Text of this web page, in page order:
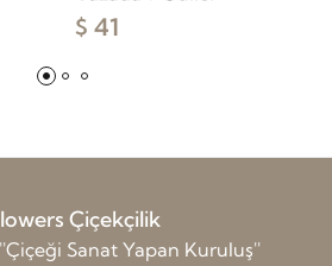
$ 41
Çiçekçilik
Sanat Yapan Kuruluş''